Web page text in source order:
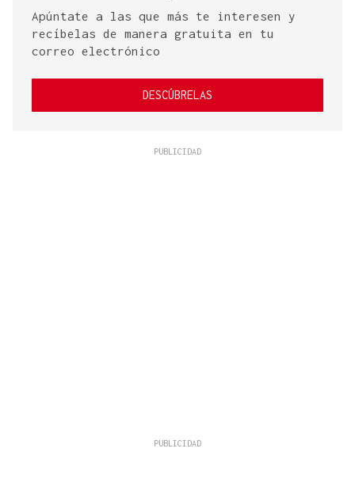
Apúntate a las que más te interesen y
recíbelas de manera gratuita en tu
correo electrónico
DESCÚBRELAS